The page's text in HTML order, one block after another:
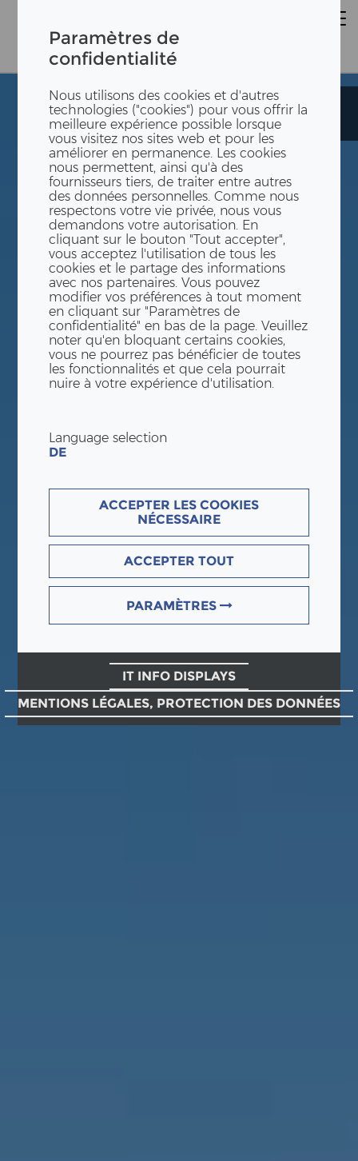
Paramètres de
confidentialité
Nous utilisons des cookies et d'autres
technologies ("cookies") pour vous offrir la
meilleure expérience possible lorsque
vous visitez nos sites web et pour les
améliorer en permanence. Les cookies
nous permettent, ainsi qu'à des
fournisseurs tiers, de traiter entre autres
des données personnelles. Comme nous
respectons votre vie privée, nous vous
demandons votre autorisation. En
cliquant sur le bouton "Tout accepter",
vous acceptez l'utilisation de tous les
cookies et le partage des informations
avec nos partenaires. Vous pouvez
modifier vos préférences à tout moment
en cliquant sur "Paramètres de
confidentialité" en bas de la page. Veuillez
noter qu'en bloquant certains cookies,
vous ne pourrez pas bénéficier de toutes
les fonctionnalités et que cela pourrait
nuire à votre expérience d'utilisation.
Language selection
DE
ACCEPTER LES COOKIES
NÉCESSAIRE
ACCEPTER TOUT
PARAMÈTRES
IT INFO DISPLAYS
MENTIONS LÉGALES, PROTECTION DES DONNÉES
École Les
Vergers
École Les
Vergers